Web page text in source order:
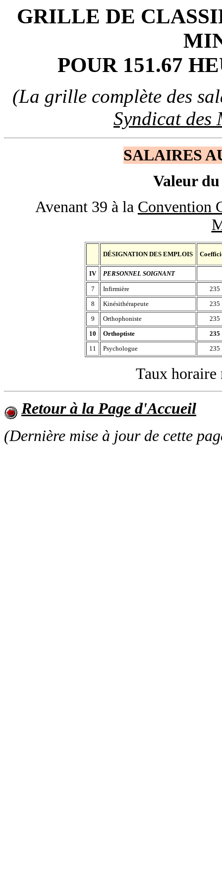
GRILLE DE
POUR 151.67
(La grille complète des
Syndicat des
SALAIRES
Valeur
Avenant 39 à la Convention
DÉSIGNATION DES EMPLOIS
IV PERSONNEL SOIGNANT
7 Infirmière
235
8
Kinésithérapeute
235
9
Orthophoniste
235
10
Orthoptiste
235
11
Psychologue 235
Taux
Retour à la Page d'Accueil
(Dernière mise à jour de cette